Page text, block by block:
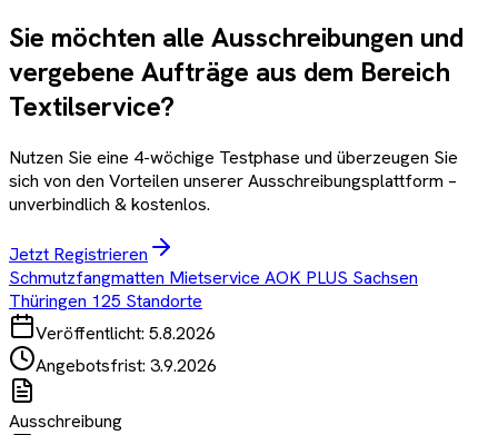
Sie möchten alle Ausschreibungen und
vergebene Aufträge aus dem Bereich
Textilservice?
Nutzen Sie eine 4-wöchige Testphase und überzeugen Sie
sich von den Vorteilen unserer Ausschreibungsplattform –
unverbindlich & kostenlos.
Jetzt Registrieren
Schmutzfangmatten Mietservice AOK PLUS Sachsen
Thüringen 125 Standorte
Veröffentlicht: 5.8.2026
Angebotsfrist: 3.9.2026
Ausschreibung